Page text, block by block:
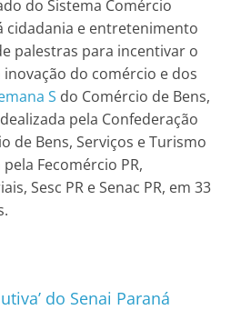
do Sistema Comércio
cidadania e entretenimento
palestras para incentivar o
do comércio e dos
S do Comércio de Bens,
pela Confederação
de Bens, Serviços e Turismo
Fecomércio PR,
Sesc PR e Senac PR, em 33
do Senai Paraná